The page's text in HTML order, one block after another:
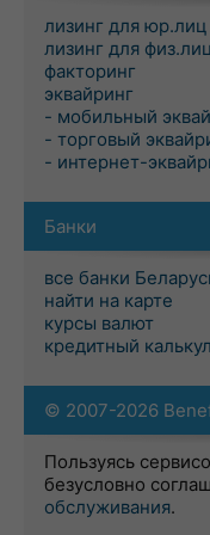
лизинг для юр.лиц
лизинг для
факторинг
эквайринг
- мобильный
- торговый
- интернет-
Банки
все банки
найти на карте
курсы валют
кредитный
© 2007-2026
Пользуясь
безусловно
обслуживания.